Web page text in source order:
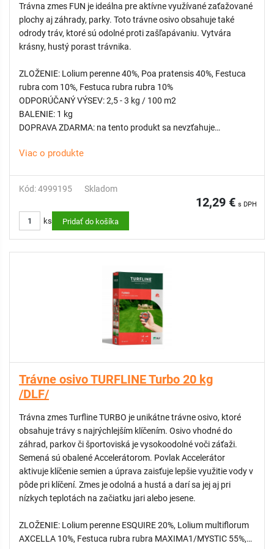
Trávna zmes FUN je ideálna pre aktívne využívané zaťažované
plochy aj záhrady, parky. Toto trávne osivo obsahuje také
odrody tráv, ktoré sú odolné proti zašľapávaniu. Vytvára
krásny, hustý porast trávnika.
ZLOŽENIE: Lolium perenne 40%, Poa pratensis 40%, Festuca
rubra com 10%, Festuca rubra rubra 10%
ODPORÚČANÝ VÝSEV: 2,5 - 3 kg / 100 m2
BALENIE: 1 kg
DOPRAVA ZDARMA: na tento produkt sa nevzťahuje
TIP OD NÁS: Toto je ideálne osivo pre obnovu alebo zahustenie
Viac o produkte
Kód: 4999195 Skladom
12,29 € s DPH
ks Pridať do košíka
Trávne osivo TURFLINE Turbo 20 kg
/DLF/
Trávna zmes Turfline TURBO je unikátne trávne osivo, ktoré
obsahuje trávy s najrýchlejším klíčením. Osivo vhodné do
záhrad, parkov či športoviská je vysokoodolné voči záťaži.
Semená sú obalené Accelerátorom. Povlak Accelerátor
aktivuje klíčenie semien a úprava zaisťuje lepšie využitie vody v
pôde pri klíčení. Zmes je odolná a hustá a darí sa jej aj pri
nízkych teplotách na začiatku jari alebo jesene.
ZLOŽENIE: Lolium perenne ESQUIRE 20%, Lolium multiflorum
AXCELLA 10%, Festuca rubra rubra MAXIMA1/MYSTIC 55%,